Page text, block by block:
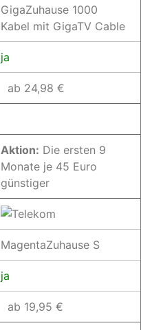
GigaZuhause 1000
Kabel mit GigaTV Cable
ja
ab 24,98 €
Aktion: Die ersten 9
Monate je 45 Euro
günstiger
MagentaZuhause S
ja
ab 19,95 €